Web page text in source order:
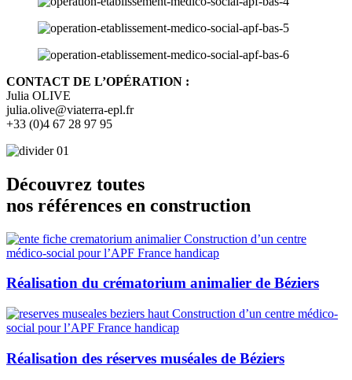
CONTACT DE L’OPÉRATION :
Julia OLIVE
julia.olive@viaterra-epl.fr
+33 (0)4 67 28 97 95
Découvrez toutes
nos références en construction
Réalisation du crématorium animalier de Béziers
Réalisation des réserves muséales de Béziers